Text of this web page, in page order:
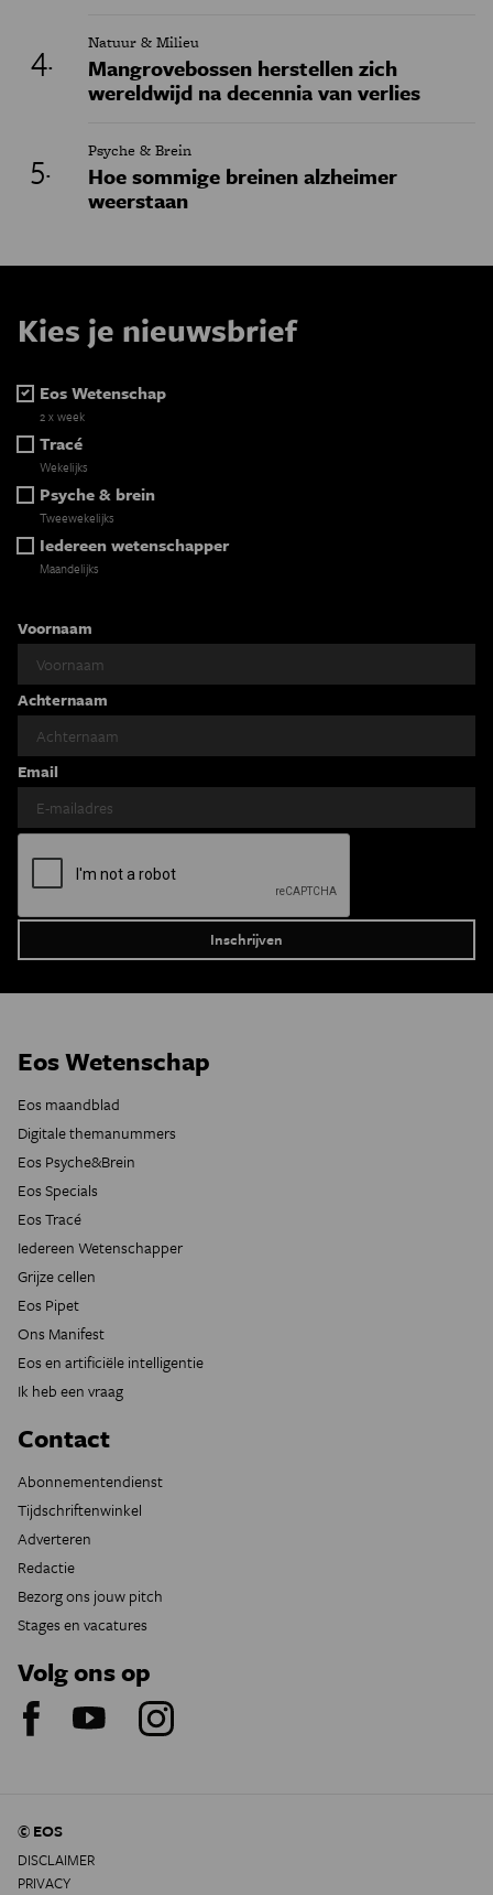
Natuur & Milieu
Mangrovebossen herstellen zich
wereldwijd na decennia van verlies
Psyche & Brein
Hoe sommige breinen alzheimer
weerstaan
Kies je nieuwsbrief
Eos Wetenschap
2 x week
Tracé
Wekelijks
Psyche & brein
Tweewekelijks
Iedereen wetenschapper
Maandelijks
Voornaam
Achternaam
Email
Eos Wetenschap
Eos maandblad
Digitale themanummers
Eos Psyche&Brein
Eos Specials
Eos Tracé
Iedereen Wetenschapper
Grijze cellen
Eos Pipet
Ons Manifest
Eos en artificiële intelligentie
Ik heb een vraag
Contact
Abonnementendienst
Tijdschriftenwinkel
Adverteren
Redactie
Bezorg ons jouw pitch
Stages en vacatures
Volg ons op
© EOS
DISCLAIMER
PRIVACY